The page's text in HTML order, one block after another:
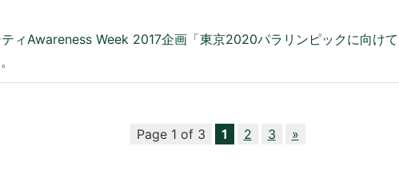
ティAwareness Week 2017企画「東京2020パラリンピックに向け
Page 1 of 3 1 2 3 »